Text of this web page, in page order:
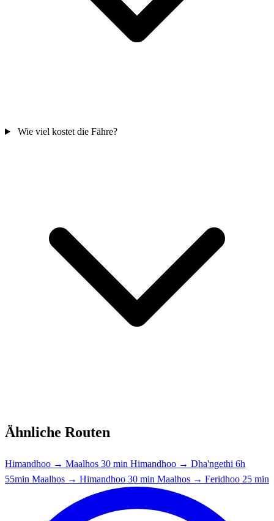
Wie viel kostet die Fähre?
Ähnliche Routen
Himandhoo → Maalhos 30 min Himandhoo → Dha'ngethi 6h
55min Maalhos → Himandhoo 30 min Maalhos → Feridhoo 25 min